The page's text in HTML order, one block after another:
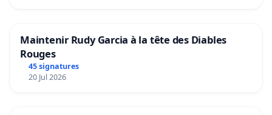
Maintenir Rudy Garcia à la tête des Diables
Rouges
45 signatures
20 Jul 2026